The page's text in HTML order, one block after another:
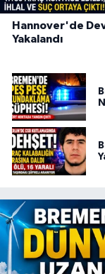
Hannover'de
Yakalandı